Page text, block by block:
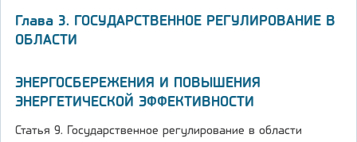
Глава 3. ГОСУДАРСТВЕННОЕ РЕГУЛИРОВАНИЕ В
ОБЛАСТИ
ЭНЕРГОСБЕРЕЖЕНИЯ И ПОВЫШЕНИЯ
ЭНЕРГЕТИЧЕСКОЙ ЭФФЕКТИВНОСТИ
Статья 9. Государственное регулирование в области